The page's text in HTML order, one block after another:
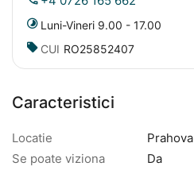
Luni-Vineri 9.00 - 17.00
CUI RO25852407
Caracteristici
Locatie
Prahova
Se poate viziona
Da